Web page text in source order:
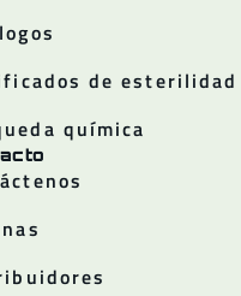
de esterilidad
química